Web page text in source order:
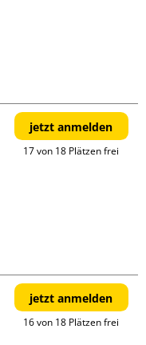
jetzt anmelden
17 von 18 Plätzen frei
jetzt anmelden
16 von 18 Plätzen frei